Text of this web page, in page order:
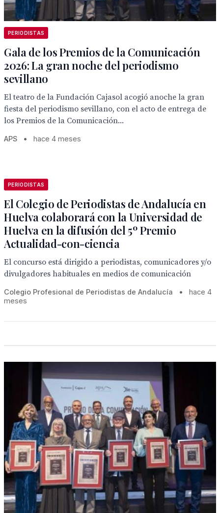
PERIODISTAS
Gala de los Premios de la Comunicación
2026: La gran noche del periodismo
sevillano
El teatro de la Fundación Cajasol acogió anoche la gran
fiesta del periodismo sevillano, con el acto de entrega de
los Premios de la Comunicación...
APS • hace 4 meses
PERIODISTAS
El Colegio de Periodistas de Andalucía en
Huelva colaborará con la Universidad de
Huelva en la difusión del 5º Premio
Actualidad-con-ciencia
El concurso está dirigido a periodistas, comunicadores y/o
divulgadores habituales en medios de comunicación
Colegio Profesional de Periodistas de Andalucía •
hace 4
meses